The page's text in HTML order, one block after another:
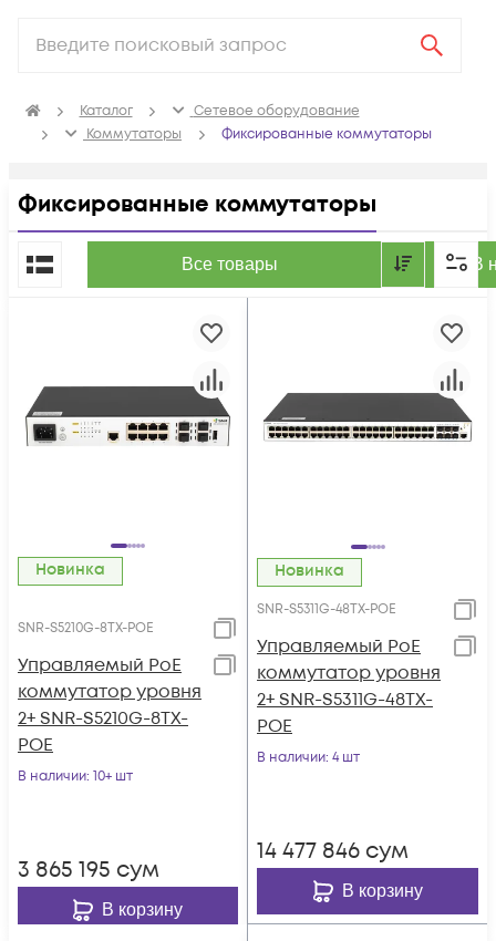
Каталог
Сетевое оборудование
Коммутаторы
Фиксированные коммутаторы
Фиксированные коммутаторы
Все товары В
По популярности
Новинка
SNR-S5210G-8TX-POE
Управляемый PoE
коммутатор уровня
2+ SNR-S5210G-8TX-
POE
В наличии: 10+ шт
3 865 195 сум
В корзину
Новинка
SNR-S5311G-48TX-POE
Управляемый PoE
коммутатор уровня
2+ SNR-S5311G-48TX-
POE
В наличии: 4 шт
14 477 846 сум
В корзину